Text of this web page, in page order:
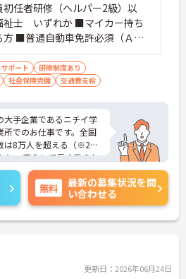
任者研修（ヘルパー2級）以
祉士 いずれか ■マイカー持ち
方 ■普通自動車免許必須（ＡＴ
経験不問
ポート
研修制度あり
社会保険完備 交通費支給
大手企業であるニチイ学
でのお仕事です。全国
は8万人を超える（※202
と、安心して長く働きた
取得支援制度など、ス
充実しており、未経験
できます。子育て中の
世代と幅広い世代が活躍
バリエーションがあるた
た無理のない勤務が叶
、面接対策ポイントな
すのでお気軽にご相談
無料
最新の募集状況を問
い合わせる
更新日：2026年06月24日